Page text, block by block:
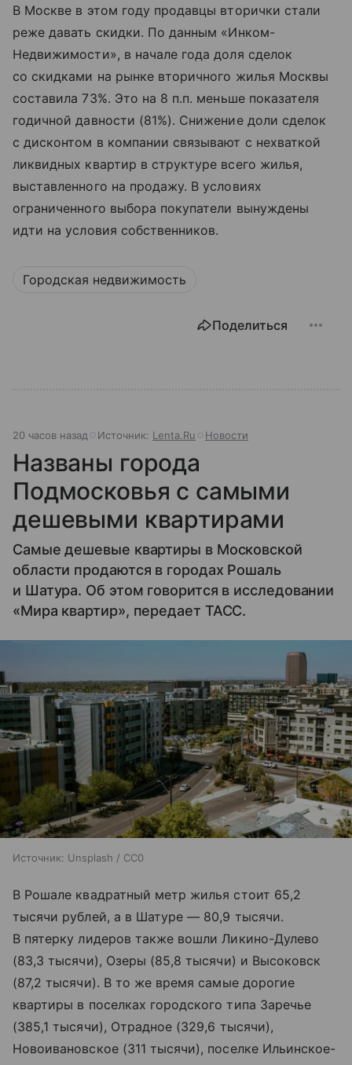
В Москве в этом году продавцы вторички стали
реже давать скидки. По данным «Инком-
Недвижимости», в начале года доля сделок
со скидками на рынке вторичного жилья Москвы
составила 73%. Это на 8 п.п. меньше показателя
годичной давности (81%). Снижение доли сделок
с дисконтом в компании связывают с нехваткой
ликвидных квартир в структуре всего жилья,
выставленного на продажу. В условиях
ограниченного выбора покупатели вынуждены
идти на условия собственников.
Городская недвижимость
Поделиться
20 часов назад Источник: Lenta.Ru Новости
Названы города
Подмосковья с самыми
дешевыми квартирами
Самые дешевые квартиры в Московской
области продаются в городах Рошаль
и Шатура. Об этом говорится в исследовании
«Мира квартир», передает ТАСС.
Источник: Unsplash / CC0
В Рошале квадратный метр жилья стоит 65,2
тысячи рублей, а в Шатуре — 80,9 тысячи.
В пятерку лидеров также вошли Ликино-Дулево
(83,3 тысячи), Озеры (85,8 тысячи) и Высоковск
(87,2 тысячи). В то же время самые дорогие
квартиры в поселках городского типа Заречье
(385,1 тысячи), Отрадное (329,6 тысячи),
Новоивановское (311 тысячи), поселке Ильинское-